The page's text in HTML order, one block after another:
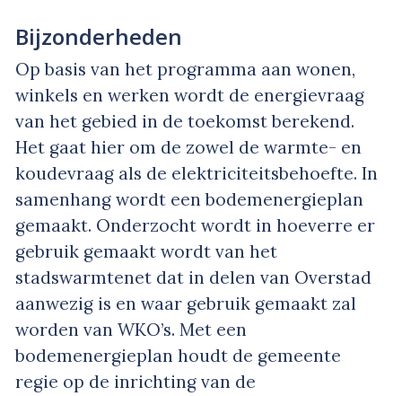
Bijzonderheden
Op basis van het programma aan wonen,
winkels en werken wordt de energievraag
van het gebied in de toekomst berekend.
Het gaat hier om de zowel de warmte- en
koudevraag als de elektriciteitsbehoefte. In
samenhang wordt een bodemenergieplan
gemaakt. Onderzocht wordt in hoeverre er
gebruik gemaakt wordt van het
stadswarmtenet dat in delen van Overstad
aanwezig is en waar gebruik gemaakt zal
worden van WKO’s. Met een
bodemenergieplan houdt de gemeente
regie op de inrichting van de